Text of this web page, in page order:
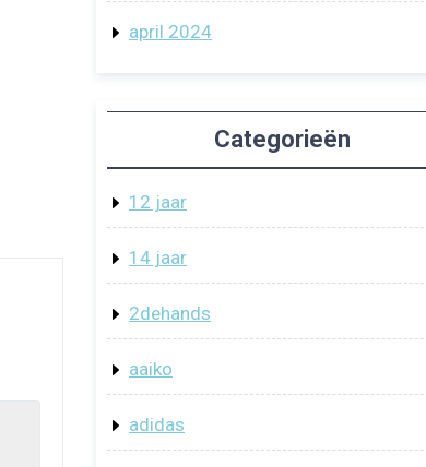
april 2024
Categorieën
12 jaar
14 jaar
2dehands
aaiko
adidas